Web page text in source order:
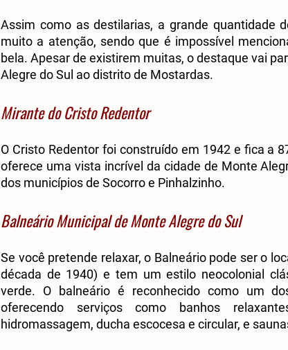
Assim como as destilarias, a grande quantidade
muito a atenção, sendo que é impossível
bela. Apesar de existirem muitas, o destaque vai
Alegre do Sul ao distrito de Mostardas.
Mirante do Cristo Redentor
O Cristo Redentor foi construído em 1942 e fica a
oferece uma vista incrível da cidade de Monte
dos municípios de Socorro e Pinhalzinho.
Balneário Municipal de Monte Alegre do Sul
Se você pretende relaxar, o Balneário pode ser o
década de 1940) e tem um estilo neocolonial
verde. O balneário é reconhecido como um
oferecendo serviços como banhos
hidromassagem, ducha escocesa e circular, e